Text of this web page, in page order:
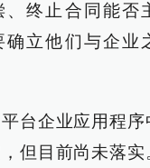
、终止合同能否
确立他们与企业
台企业应用程
但目前尚未落